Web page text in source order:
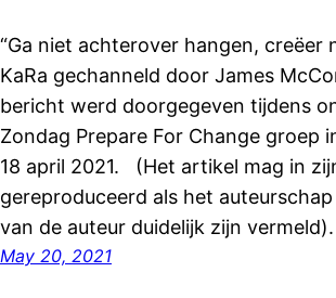
“Ga niet achterover hangen, creëer
KaRa gechanneld door James
bericht werd doorgegeven tijdens
Zondag Prepare For Change groep
18 april 2021. (Het artikel mag in
gereproduceerd als het
van de auteur duidelijk zijn
May 20, 2021